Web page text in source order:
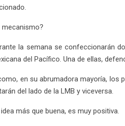
mecanismo?
la semana se confeccionarán
del Pacífico. Una de ellas,
en su abrumadora mayoría, los
del lado de la LMB y viceversa.
más que buena, es muy positiva.